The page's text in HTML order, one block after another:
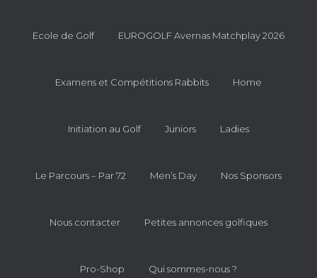
Ecole de Golf EUROGOLF Avernas Matchplay 2026
Examens et Compétitions Rabbits Home
Initiation au Golf Juniors Ladies
Le Parcours – Par 72 Men’s Day Nos Sponsors
Nous contacter Petites annonces golfiques
Pro-Shop Qui sommes-nous ?